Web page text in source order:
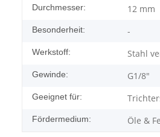
Durchmesser: 12 mm
Besonderheit: -
Werkstoff: Stahl
Gewinde: G1/8"
Geeignet für:
Fördermedium: Öle &